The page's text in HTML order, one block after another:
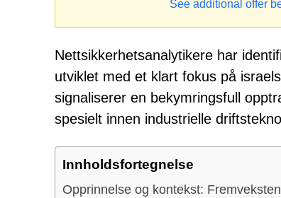
See additional offer
Nettsikkerhetsanalytikere har
utviklet med et klart fokus på
signaliserer en bekymringsfull
spesielt innen industrielle
Innholdsfortegnelse
Opprinnelse og kontekst: